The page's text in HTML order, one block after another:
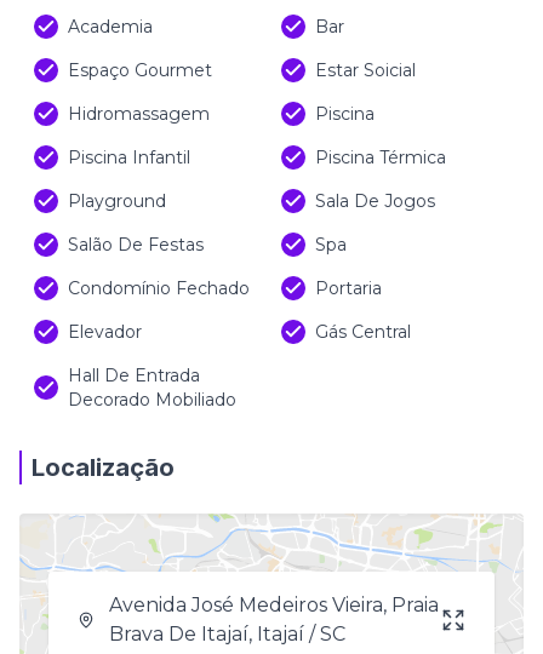
Academia
Bar
Espaço Gourmet
Estar Soicial
Hidromassagem
Piscina
Piscina Infantil
Piscina Térmica
Playground
Sala De Jogos
Salão De Festas
Spa
Condomínio Fechado
Portaria
Elevador
Gás Central
Hall De Entrada
Decorado Mobiliado
Localização
Avenida José Medeiros Vieira, Praia
Brava De Itajaí, Itajaí / SC